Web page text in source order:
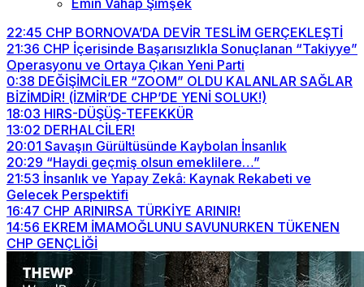
Emin Vahap Şimşek
22:45 CHP BORNOVA’DA DEVİR TESLİM GERÇEKLEŞTİ
21:36 CHP İçerisinde Başarısızlıkla Sonuçlanan “Takiyye”
Operasyonu ve Ortaya Çıkan Yeni Parti
0:38 DEĞİŞİMCİLER “ZOOM” OLDU KALANLAR SAĞLAR
BİZİMDİR! (İZMİR’DE CHP’DE YENİ SOLUK!)
18:03 HIRS-DÜŞÜŞ-TEFEKKÜR
13:02 DERHALCİLER!
20:01 Savaşın Gürültüsünde Kaybolan İnsanlık
20:29 “Haydi geçmiş olsun emeklilere…”
21:53 İnsanlık ve Yapay Zekâ: Kaynak Rekabeti ve
Gelecek Perspektifi
16:47 CHP ARINIRSA TÜRKİYE ARINIR!
14:56 EKREM İMAMOĞLUNU SAVUNURKEN TÜKENEN
CHP GENÇLİĞİ